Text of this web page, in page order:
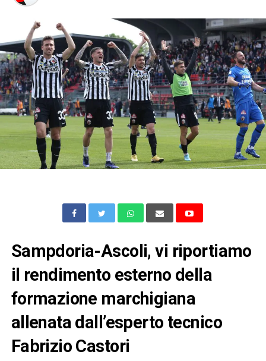
Sampdoria-Ascoli, vi riportiamo
il rendimento esterno della
formazione marchigiana
allenata dall’esperto tecnico
Fabrizio Castori